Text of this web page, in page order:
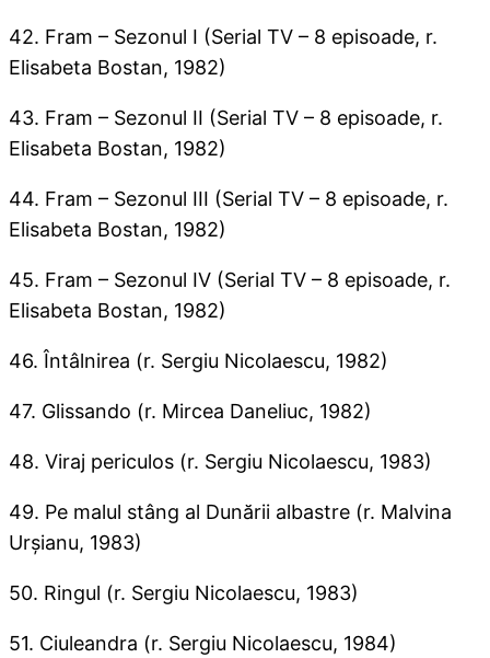
42. Fram – Sezonul I (Serial TV – 8 episoade, r.
Elisabeta Bostan, 1982)
43. Fram – Sezonul II (Serial TV – 8 episoade, r.
Elisabeta Bostan, 1982)
44. Fram – Sezonul III (Serial TV – 8 episoade, r.
Elisabeta Bostan, 1982)
45. Fram – Sezonul IV (Serial TV – 8 episoade, r.
Elisabeta Bostan, 1982)
46. Întâlnirea (r. Sergiu Nicolaescu, 1982)
47. Glissando (r. Mircea Daneliuc, 1982)
48. Viraj periculos (r. Sergiu Nicolaescu, 1983)
49. Pe malul stâng al Dunării albastre (r. Malvina
Urşianu, 1983)
50. Ringul (r. Sergiu Nicolaescu, 1983)
51. Ciuleandra (r. Sergiu Nicolaescu, 1984)